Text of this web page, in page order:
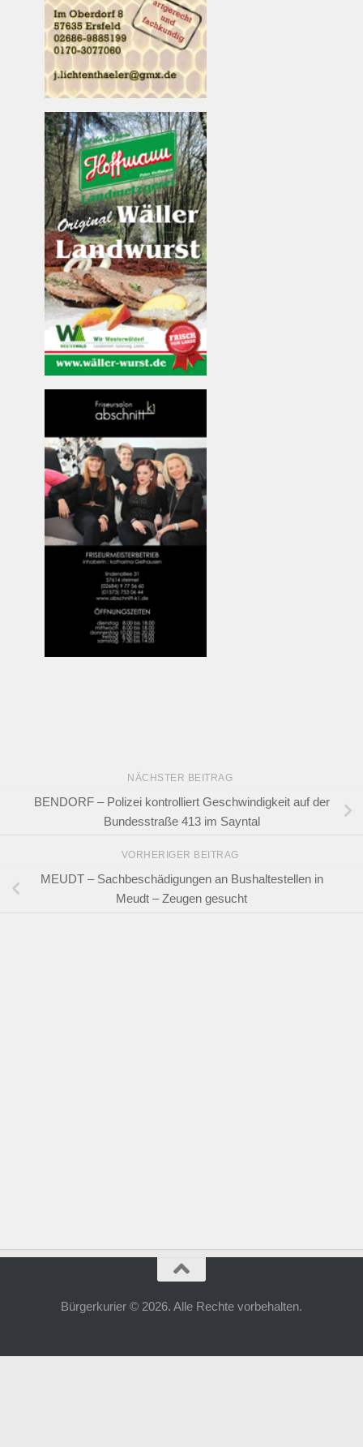
NÄCHSTER BEITRAG
BENDORF – Polizei kontrolliert Geschwindigkeit auf der
Bundesstraße 413 im Sayntal
VORHERIGER BEITRAG
MEUDT – Sachbeschädigungen an Bushaltestellen in
Meudt – Zeugen gesucht
Bürgerkurier © 2026. Alle Rechte vorbehalten.